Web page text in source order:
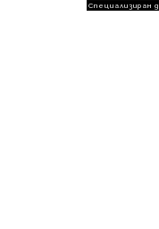
Специализиран